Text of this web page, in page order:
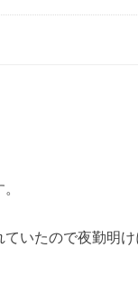
いたので夜勤明け